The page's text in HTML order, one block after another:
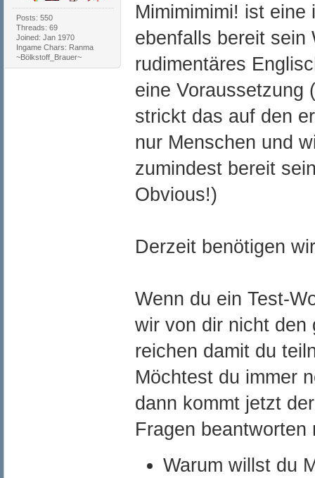
Posts: 550
Threads: 69
Joined: Jan 1970
Ingame Chars: Ranma
~Bölkstoff_Brauer~
Mimimimimi! ist
ebenfalls bereit sein
rudimentäres
eine Voraussetzung
strickt das auf den
nur Menschen und
zumindest bereit
Obvious!)
Derzeit benötigen
Wenn du ein Test-
wir von dir nicht den
reichen damit du
Möchtest du immer
dann kommt jetzt
Fragen beantworten
Warum willst du